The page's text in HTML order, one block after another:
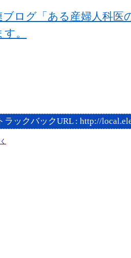
ブログ「ある産婦人科医
。
トラックバックURL : http://